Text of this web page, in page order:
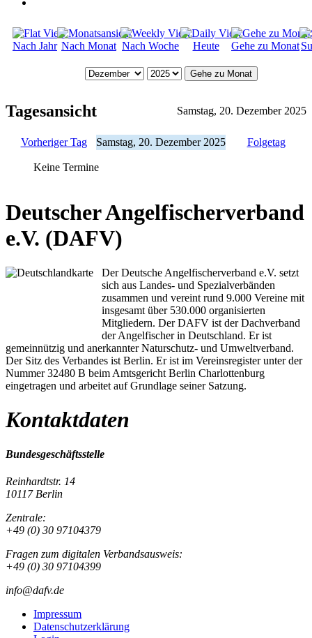
Nach Jahr Nach Monat Nach Woche Heute Gehe zu Monat
Gehe zu Monat
Tagesansicht Samstag, 20. Dezember 2025
Vorheriger Tag Samstag, 20. Dezember 2025 Folgetag
Keine Termine
Deutscher Angelfischerverband
e.V. (DAFV)
Der Deutsche Angelfischerverband e.V. setzt
sich aus Landes- und Spezialverbänden
zusammen und vereint rund 9.000 Vereine mit
insgesamt über 530.000 organisierten
Mitgliedern. Der DAFV ist der Dachverband
der Angelfischer in Deutschland. Er ist
gemeinnützig und anerkannter Naturschutz- und Umweltverband.
Der Sitz des Verbandes ist Berlin. Er ist im Vereinsregister unter der
Nummer 32480 B beim Amtsgericht Berlin Charlottenburg
eingetragen und arbeitet auf Grundlage seiner Satzung.
Kontaktdaten
Bundesgeschäftsstelle
Reinhardtstr. 14
10117 Berlin
Zentrale:
+49 (0) 30 97104379
Fragen zum digitalen Verbandsausweis:
+49 (0) 30 97104399
info@dafv.de
Impressum
Datenschutzerklärung